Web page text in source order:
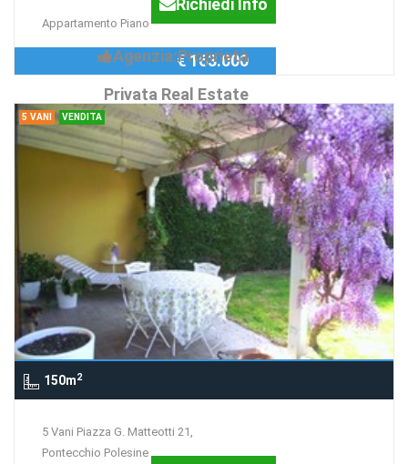
Appartamento Piano
Richiedi Info
Agenzia:Proprietà
Privata Real Estate
€ 163.000
5 VANI VENDITA
150m2
5 Vani Piazza G. Matteotti 21,
Pontecchio Polesine